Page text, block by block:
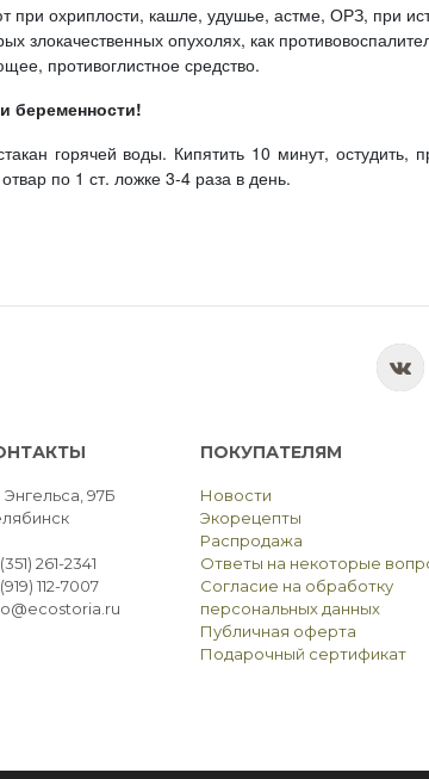
охриплости, кашле, удушье, астме, ОРЗ, при
злокачественных опухолях, как
противоглистное средство.
беременности!
горячей воды. Кипятить 10 минут, остудить,
по 1 ст. ложке 3-4 раза в день.
Энгельса, 97Б
261-2341
112-7007
ПОКУПАТЕЛЯМ
Новости
Экорецепты
Распродажа
Ответы на некоторые
Согласие на обработку
персональных данных
Публичная оферта
Подарочный сертификат